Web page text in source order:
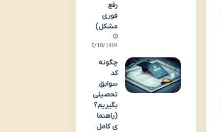
رفع
فوری
مشکل)
15/10/1404
چگونه
کد
سوابق
تحصیلی
بگیریم؟
(راهنما
ی کامل